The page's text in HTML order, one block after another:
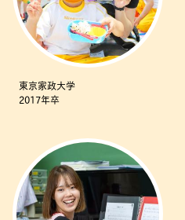
東京家政大学
2017年卒